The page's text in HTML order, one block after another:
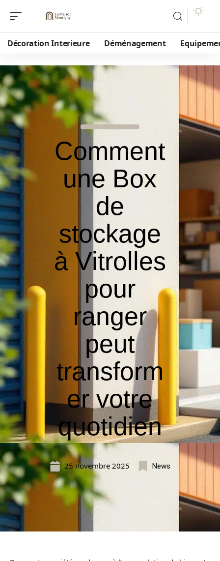
Décoration Interieure Déménagement
Comment
une Box
de
stockage
à Vitrolles
pour
ranger
peut
transform
er votre
quotidien
25 novembre 2025 News